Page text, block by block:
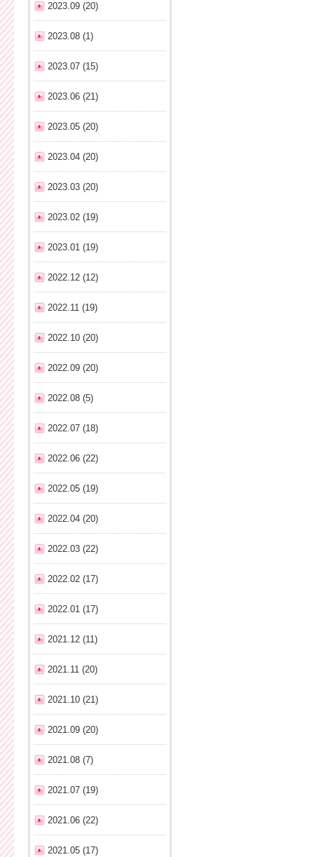
2023.09 (20)
2023.08 (1)
2023.07 (15)
2023.06 (21)
2023.05 (20)
2023.04 (20)
2023.03 (20)
2023.02 (19)
2023.01 (19)
2022.12 (12)
2022.11 (19)
2022.10 (20)
2022.09 (20)
2022.08 (5)
2022.07 (18)
2022.06 (22)
2022.05 (19)
2022.04 (20)
2022.03 (22)
2022.02 (17)
2022.01 (17)
2021.12 (11)
2021.11 (20)
2021.10 (21)
2021.09 (20)
2021.08 (7)
2021.07 (19)
2021.06 (22)
2021.05 (17)